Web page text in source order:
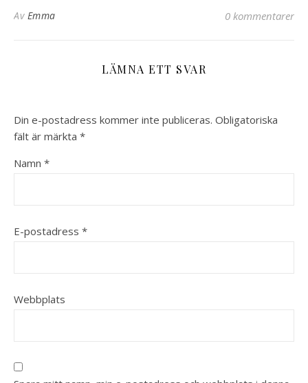
Av Emma 0 kommentarer
LÄMNA ETT SVAR
Din e-postadress kommer inte publiceras. Obligatoriska
fält är märkta *
Namn *
E-postadress *
Webbplats